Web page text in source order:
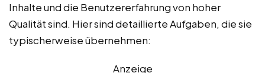
Inhalte und die Benutzererfahrung von hoher
Qualität sind. Hier sind detaillierte Aufgaben, die sie
typischerweise übernehmen:
Anzeige